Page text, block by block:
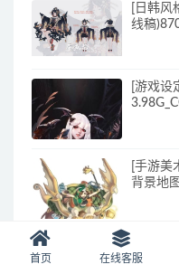
[日韩
线稿
[游戏设
[手游美
背景地
[游戏
人设-怪
首页 在线客服